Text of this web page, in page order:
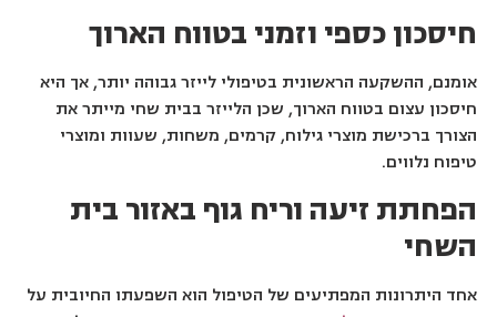
חיסכון כספי וזמני בטווח הארוך
אומנם, ההשקעה הראשונית בטיפולי לייזר גבוהה יותר, אך היא
חיסכון עצום בטווח הארוך, שכן הלייזר בבית שחי מייתר את
הצורך ברכישת מוצרי גילוח, קרמים, משחות, שעוות ומוצרי
טיפוח נלווים.
הפחתת זיעה וריח גוף באזור בית
השחי
אחד היתרונות המפתיעים של הטיפול הוא השפעתו החיובית על